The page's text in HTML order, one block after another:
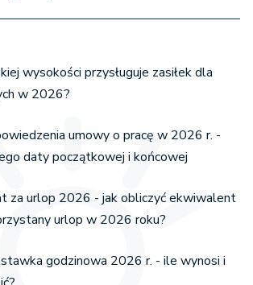
wysokości przysługuje zasiłek dla
w 2026?
umowy o pracę w 2026 r. -
daty początkowej i końcowej
za urlop 2026 - jak obliczyć ekwiwalent
urlop w 2026 roku?
godzinowa 2026 r. - ile wynosi i